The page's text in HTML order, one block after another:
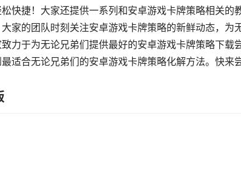
快捷！大家还提供一系列和安卓游戏卡牌策略相关的
家的团队时刻关注安卓游戏卡牌策略的新鲜动态，为
力于为无论兄弟们提供最好的安卓游戏卡牌策略下载
适合无论兄弟们的安卓游戏卡牌策略化解方法。快来